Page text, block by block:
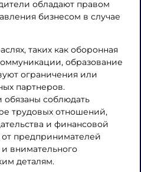
обладают правом
бизнесом в случае
таких как оборонная
образование
ограничения или
партнеров.
соблюдать
трудовых отношений,
и финансовой
от предпринимателей
внимательного
деталям.